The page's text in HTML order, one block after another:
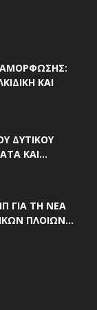
ΚΑΙ
ΔΥΤΙΚΟΎ
ΚΑΙ...
ΓΙΑ ΤΗ ΝΈΑ
ΠΛΟΊΩΝ...